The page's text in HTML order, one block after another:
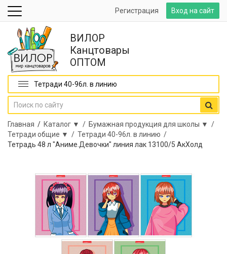
Вход на сайт
Регистрация
ВИЛОР
Канцтовары
ОПТОМ
Тетради 40-96л. в линию
Главная / Каталог ▼ / Бумажная продукция для школы ▼ /
Тетради общие ▼ / Тетради 40-96л. в линию /
Тетрадь 48 л "Аниме.Девочки" линия лак 13100/5 АкХолд